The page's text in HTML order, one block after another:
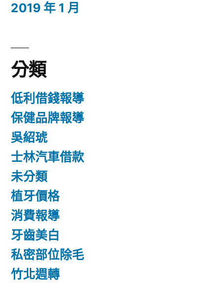
2019 年 1 月
分類
低利借錢報導
保健品牌報導
吳紹琥
士林汽車借款
未分類
植牙價格
消費報導
牙齒美白
私密部位除毛
竹北週轉